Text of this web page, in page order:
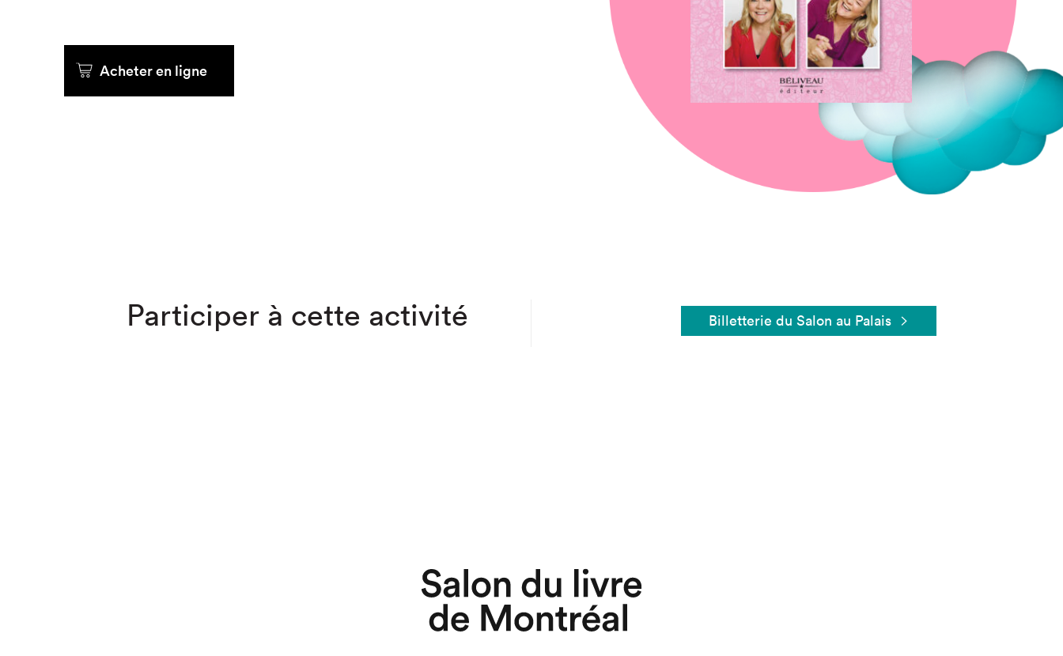
Acheter en ligne
Participer à cette activité Billetterie du Salon au Palais